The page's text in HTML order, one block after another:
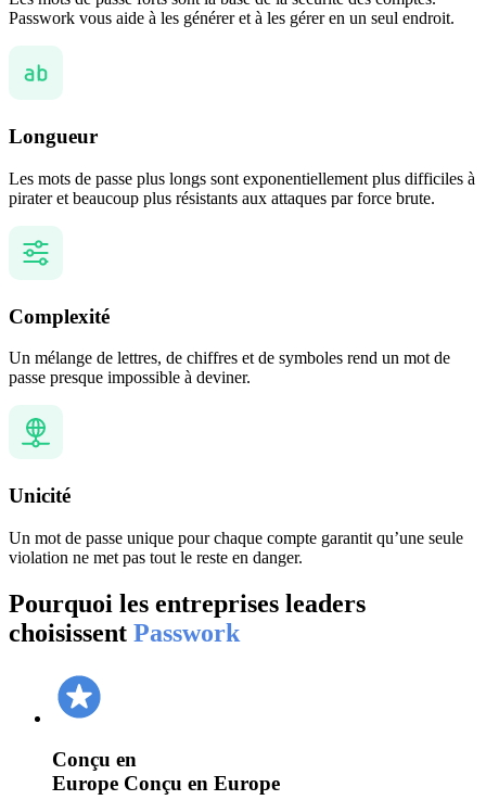
Passwork vous aide à les générer et à les gérer en un seul endroit.
Longueur
Les mots de passe plus longs sont exponentiellement plus difficiles à
pirater et beaucoup plus résistants aux attaques par force brute.
Complexité
Un mélange de lettres, de chiffres et de symboles rend un mot de
passe presque impossible à deviner.
Unicité
Un mot de passe unique pour chaque compte garantit qu’une seule
violation ne met pas tout le reste en danger.
Pourquoi les entreprises leaders
choisissent Passwork
Conçu en
Europe Conçu en Europe